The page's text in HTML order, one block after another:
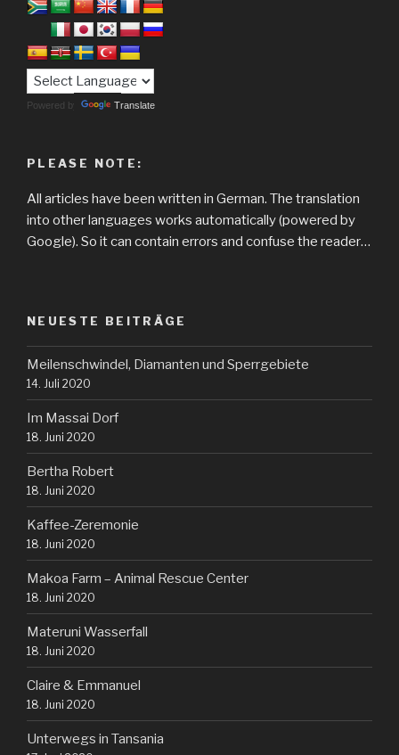
Powered by Translate
PLEASE NOTE:
All articles have been written in German. The translation
into other languages works automatically (powered by
Google). So it can contain errors and confuse the reader…
NEUESTE BEITRÄGE
Meilenschwindel, Diamanten und Sperrgebiete
14. Juli 2020
Im Massai Dorf
18. Juni 2020
Bertha Robert
18. Juni 2020
Kaffee-Zeremonie
18. Juni 2020
Makoa Farm – Animal Rescue Center
18. Juni 2020
Materuni Wasserfall
18. Juni 2020
Claire & Emmanuel
18. Juni 2020
Unterwegs in Tansania